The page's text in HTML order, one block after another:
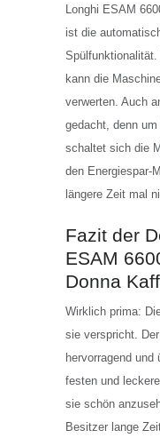
Longhi ESAM
ist die
Spülfunktionalität.
kann die
verwerten. Auch
gedacht, denn
schaltet sich die
den Energiespar-
längere Zeit mal
Fazit der
ESAM
Donna
Wirklich prima:
sie verspricht.
hervorragend
festen und
sie schön
Besitzer lange